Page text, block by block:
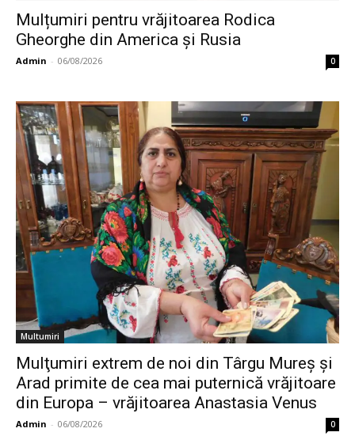
Mulțumiri pentru vrăjitoarea Rodica
Gheorghe din America și Rusia
Admin - 06/08/2026 0
Multumiri
Mulţumiri extrem de noi din Târgu Mureș și
Arad primite de cea mai puternică vrăjitoare
din Europa – vrăjitoarea Anastasia Venus
Admin - 06/08/2026 0